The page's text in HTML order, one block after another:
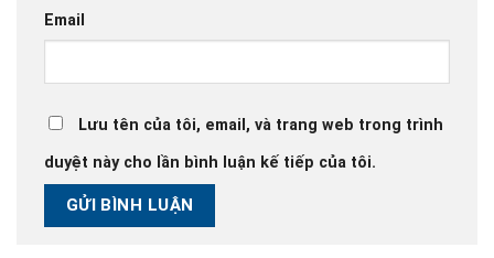
Email
Lưu tên của tôi, email, và trang web trong trình
duyệt này cho lần bình luận kế tiếp của tôi.